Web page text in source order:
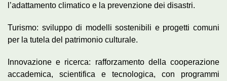
l’adattamento climatico e la prevenzione dei disastri.
Turismo: sviluppo di modelli sostenibili e progetti comuni
per la tutela del patrimonio culturale.
Innovazione e ricerca: rafforzamento della cooperazione
accademica, scientifica e tecnologica, con programmi